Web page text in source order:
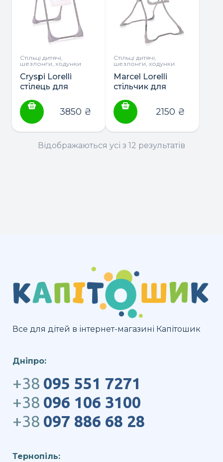
Стільці дитячі,
шезлонги, ходунки
Cryspi Lorelli
стілець для
3850 ₴
Стільці дитячі,
шезлонги, ходунки
Marcel Lorelli
стільчик для
2150 ₴
Відображаються усі з 12 результатів
Все для дітей в інтернет-магазині Капітошик
Дніпро:
+38 095 551 7271
+38 096 106 3100
+38 097 886 68 28
Тернопіль: